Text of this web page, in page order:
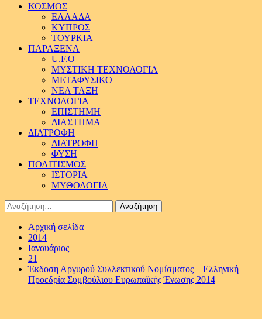
ΚΟΣΜΟΣ
ΕΛΛΑΔΑ
ΚΥΠΡΟΣ
ΤΟΥΡΚΙΑ
ΠΑΡΑΞΕΝΑ
U.F.O
ΜΥΣΤΙΚΗ ΤΕΧΝΟΛΟΓΙΑ
ΜΕΤΑΦΥΣΙΚΟ
ΝΕΑ ΤΑΞΗ
ΤΕΧΝΟΛΟΓΙΑ
ΕΠΙΣΤΗΜΗ
ΔΙΑΣΤΗΜΑ
ΔΙΑΤΡΟΦΗ
ΔΙΑΤΡΟΦΗ
ΦΥΣΗ
ΠΟΛΙΤΙΣΜΟΣ
ΙΣΤΟΡΙΑ
ΜΥΘΟΛΟΓΙΑ
Αναζήτηση
για:
Αρχική σελίδα
2014
Ιανουάριος
21
Έκδοση Αργυρού Συλλεκτικού Νομίσματος – Ελληνική
Προεδρία Συμβούλιου Ευρωπαϊκής Ένωσης 2014